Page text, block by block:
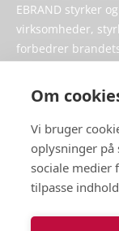
Om
Vi bruger
oplysninger på
sociale medier
tilpasse
EBRAND styrker
virksomheder,
forbedrer